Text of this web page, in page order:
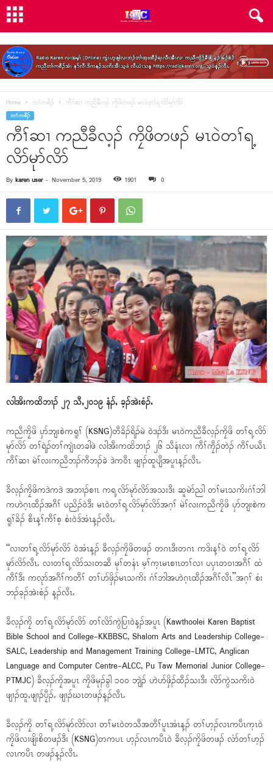
Home တၢ်ကစီၣ် ကီၢ်ဆၢ ကညီခီလ့ၣ် ကၠိဖိတဖၣ် မၤ၀ဲတၢ်ရ့လိာ်မုာ်လိာ်
တၢ်ကစီၣ်
ကီၢ်ဆၢ ကညီခီလ့ၣ် ကၠိဖိတဖၣ် မၤ၀ဲတၢ်ရ့
လိာ်မုာ်လိာ်
By karen user- November 5, 2019 1901 0
လါအိးကထိဘၢၣ် ၂၇ သီႇ၂၀၁၉ နံၣ်ႇ ခ့ၣ်အဲးစံၣ်ႉ
ကညီကၠိဖိ ၦာ်ဘျးစဲကရူၢ် (KSNG)တီခိၣ်ရိၣ်မဲ ၀ဲဒၣ်ဒီး မၤ၀ဲကညီခီလ့ၣ်ကၠိဖိ တၢ်ရ့လိာ်
မုာ်လိာ် တၢ်ရဲၣ်တၢ်ကျဲၤတခါဖဲ လါအီးကထိဘၢၣ် ၂၆ သီနံၤလၢ ကီၢ်ကၠီၣ်တဲၣ် ကီၢ်ပယီၤ
ကီၢ်ဆၢ မဲၢ်လးကညီဘၣ်ကီဘၣ်ခဲ ဒဲက၀ီၤ ဖျၢၣ်ထူပျီအပူၤန့ၣ်လီၤႉ
ခီလ့ၣ်ကၠိဖိကဒဲကဒဲ အဘၢၣ်စၢၤ ကရ့လိာ်မုာ်လိာ်အသးဒီး ဆူမဲာ်ညါ တၢ်မၤသကိးဂံၢ်ဘါ
ကဟဲဂ့ၤထီၣ်အဂီၢ် ပညိၣ်၀ဲဒီး မၤ၀ဲတၢ်ရ့လိာ်မုာ်လိာ်အဂ့ၢ် မဲၢ်လးကညီကၠိဖိ ၦာ်ဘျးစဲက
ရူၢ်ခိၣ် စီၤန့ၢ်ကီၢ်စ့ စံး၀ဲဒ်အံၤန့ၣ်လီၤႉ
“လၢတၢ်ရ့လိာ်မုာ်လိာ် ၀ဲအံၤန့ၣ် ခီလ့ၣ်ကၠိဖိတဖၣ် တဂၤဒီးတဂၤ ကဒိးန့ၢ်၀ဲ တၢ်ရ့လိာ်
မုာ်လိာ်လီၤႉ လၢတၢ်ရ့လိာ်သးတဆီ မုၢ်တနံၤ မ့ၢ်က့ၤမၤစၢၤတၢ်လၢ ပၦၤတ၀ၢအဂီၢ် ထံ
ကီၢ်ဒီး ကလုာ်အဂီၢ်ကတီၢ် တၢ်ပာ်ဖှိၣ်မၤသကိး ဂံၢ်ဘါအဟဲဂ့ၤထီၣ်အဂီၢ်လီၤ”အဂ့ၢ် စံး
ဘၣ်ခ့ၣ်အဲးစံၣ် န့ၣ်လီၤႉ
ခီလ့ၣ်ကၠိ တၢ်ရ့လိာ်မုာ်လိာ် တၢ်လိာ်ကွဲပြၢ၀ဲန့ၣ်အပူၤ (Kawthoolei Karen Baptist
Bible School and College-KKBBSC, Shalom Arts and Leadership College-
SALC, Leadership and Management Training College-LMTC, Anglican
Language and Computer Centre-ALCC, Pu Taw Memorial Junior College-
PTMJC) ခီလ့ၣ်ကၠိအပူၤ ကၠိဖိမုၣ်ခွါ ၁၀၀ ဘျဲၣ် ဟဲပာ်ဖှိၣ်ထီၣ်သးဒီး လိာ်ကွဲသကိး၀ဲ
ဖျၢၣ်ထူႇဖျၢၣ်ပၠီၣ်ႇ ဖျၢၣ်ဃၤတဖၣ်န့ၣ်လီၤႉ
ခီလ့ၣ်ကၠိ တၢ်ရ့လိာ်မုာ်လိာ်လၢ တၢ်မၤ၀ဲတသီအတီၢ်ပူၤအံၤန့ၣ် တၢ်ဟ့ၣ်လၤကပီၤက့ၤ၀ဲ
ကၠိဖိလၢဖျိးစိတဖၣ်ဒီး (KSNG)တကပၤ ဟ့ၣ်လၤကပီၤ၀ဲ ခီလ့ၣ်ကၠိဖိတဖၣ် လံာ်တၢ်ဟ့ၣ်
လၤကပီၤ တဖၣ်န့ၣ်လီၤႉ